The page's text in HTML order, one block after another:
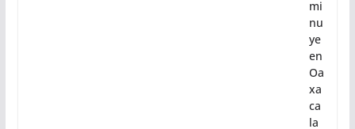
mi
nu
ye
en
Oa
xa
ca
la